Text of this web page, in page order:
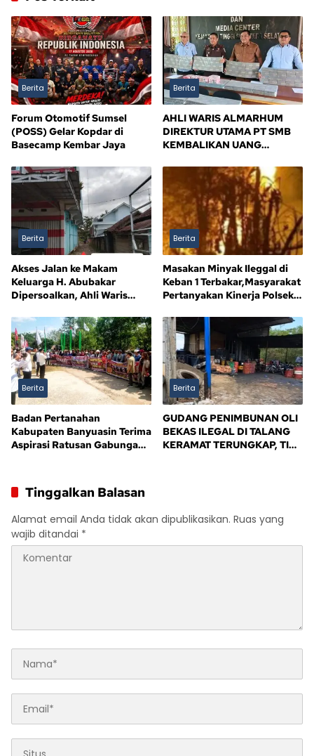
Berita
Forum Otomotif Sumsel
(POSS) Gelar Kopdar di
Basecamp Kembar Jaya
Berita
AHLI WARIS ALMARHUM
DIREKTUR UTAMA PT SMB
KEMBALIKAN UANG
MILIAR, SISA Rp116,7 MILIAR
Berita
Akses Jalan ke Makam
Keluarga H. Abubakar
Dipersoalkan, Ahli Waris
Berita
Masakan Minyak Ileggal di
Keban 1 Terbakar,Masyarakat
Pertanyakan Kinerja Polsek
Berita
Badan Pertanahan
Kabupaten Banyuasin Terima
Aspirasi Ratusan Gabungan
Asam
Berita
GUDANG PENIMBUNAN OLI
BEKAS ILEGAL DI TALANG
KERAMAT TERUNGKAP, TIM
Tinggalkan Balasan
Alamat email Anda tidak akan dipublikasikan. Ruas yang
wajib ditandai *